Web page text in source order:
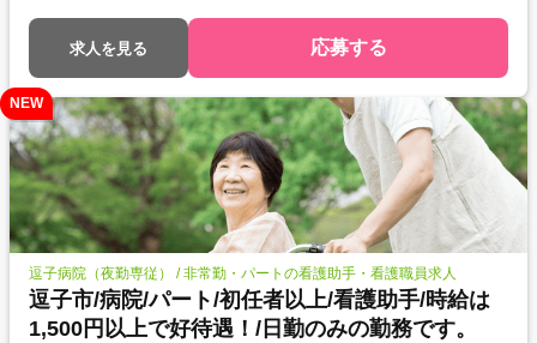
求人を見る 応募する
NEW
逗子病院（夜勤専従） / 非常勤・パートの看護助手・看護職員求人
逗子市/病院/パート/初任者以上/看護助手/時給は
1,500円以上で好待遇！/日勤のみの勤務です。